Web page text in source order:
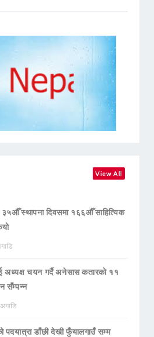
View All
स्थापना दिवसमा १६६औँ साहित्यिक
अध्यक्ष चयन गर्दै अनेसास कतारको ११
सँम्पन्न
पदयात्रा डाँछी देखी फुँयालगाउँ सम्म